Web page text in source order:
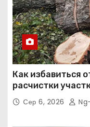
Как избавиться
расчистки
Сер 6, 2026